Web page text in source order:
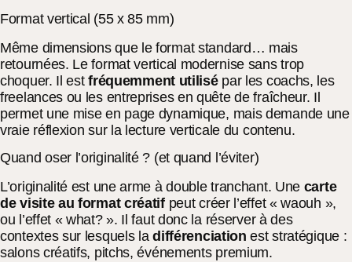
Format vertical (55 x 85 mm)
Même dimensions que le format standard… mais
retournées. Le format vertical modernise sans trop
choquer. Il estfréquemment utilisépar les coachs, les
freelances ou les entreprises en quête de fraîcheur. Il
permet une mise en page dynamique, mais demande une
vraie réflexion sur la lecture verticale du contenu.
Quand oser l’originalité ? (et quand l’éviter)
L’originalité est une arme à double tranchant. Une carte
de visite au format créatifpeut créer l’effet « waouh »,
ou l’effet « what? ». Il faut donc la réserver à des
contextes sur lesquels ladifférenciationest stratégique :
salons créatifs, pitchs, événements premium.